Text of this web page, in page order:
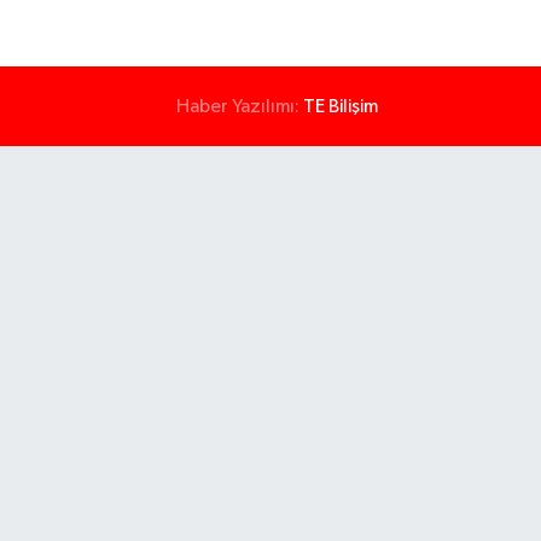
Haber Yazılımı: TE Bilişim